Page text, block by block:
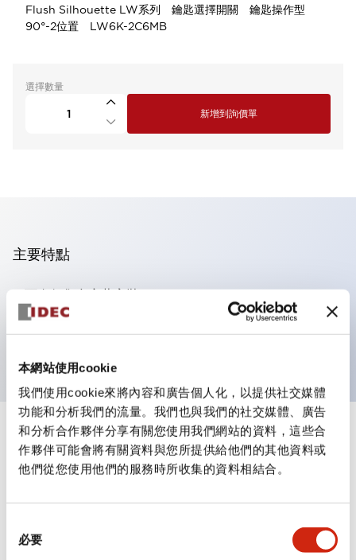
本網站使用cookie
我們使用cookie來將內容和廣告個人化，以提供社交媒體
功能和分析我們的流量。我們也與我們的社交媒體、廣告
和分析合作夥伴分享有關您使用我們網站的資料，這些合
作夥伴可能會將有關資料與您所提供給他們的其他資料或
他們從您使用他們的服務時所收集的資料相結合。
必要
Flush Silhouette LW系列 鑰匙選擇開關 鑰匙操作型
90°-2位置 LW6K-2C6MB
選擇數量
新增到詢價單
主要特點
可進行集合密著安裝
附鎖選擇開關採用高安全性的彈子鎖結構
規格 顯示全部
審美規範